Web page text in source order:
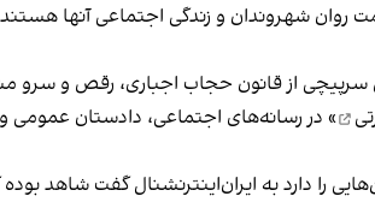
روان شهروندان و زندگی اجتماعی آنها
از قانون حجاب اجباری، رقص و سرو
» در رسانه‌های اجتماعی، دادستان عمومی و
را دارد به ایران‌اینترنشنال گفت شاهد